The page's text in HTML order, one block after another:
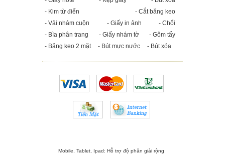
- Kim từ điển
- Cắt băng keo
- Vải nhám cuộn
- Giấy in ảnh
- Chổi
- Bìa phân trang
- Giấy nhám tờ
- Gôm tẩy
- Băng keo 2 mặt
- Bút mực nước - Bút xóa
Mobile, Tablet, Ipad: Hỗ trợ độ phân giải rộng